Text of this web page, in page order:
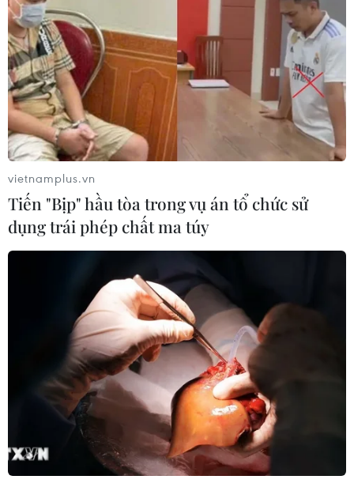
Đội tuyển Futsal Việt Nam giành
chiến thắng đậm tại giải đấu ở Thái
Lan
02/08/2026 22:40
Xem thêm
CƠ QUAN CHỦ QUẢN: THÔNG TẤN XÃ VIỆT NAM
Tổng Biên tập: TRẦN TIẾN DUẨN
Phó Tổng Biên tập: NGUYỄN THỊ TÁM, KHÚC THANH
Sở hữu trí tuệ
Quy định sử dụng
Hỗ trợ
Ngôn ngữ
TTXVN
vietnamplus.vn
Tiến "Bịp" hầu tòa trong vụ án tổ chức sử
dụng trái phép chất ma túy